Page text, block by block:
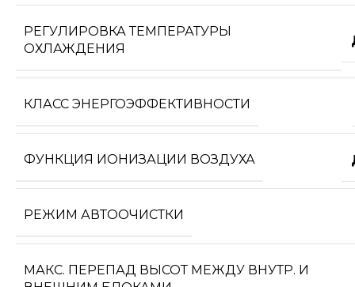
РЕГУЛИРОВКА ТЕМПЕРАТУРЫ
ОХЛАЖДЕНИЯ
КЛАСС ЭНЕРГОЭФФЕКТИВНОСТИ
ФУНКЦИЯ ИОНИЗАЦИИ ВОЗДУХА
РЕЖИМ АВТООЧИСТКИ
МАКС. ПЕРЕПАД ВЫСОТ МЕЖДУ ВНУТР. И